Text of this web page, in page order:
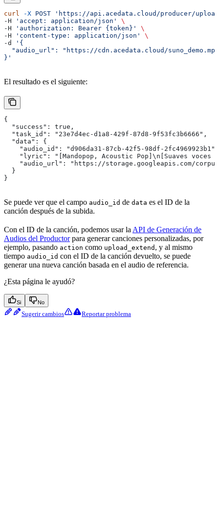
curl -X POST 'https://api.acedata.cloud/producer/
-H
'accept: application/json'
\
-H
'authorization: Bearer {token}'
\
-H
'content-type: application/json'
\
-d
'{
"audio_url": "https://cdn.acedata.cloud/
}'
El resultado es el siguiente:
{
  "success": true,
  "task_id": "23e7d4ec-d1a8-429f-87d8-9f53fc3b6666",
  "data": {
    "audio_id": "d906da31-87cb-42f5-98df-2fc4969923b1",
"lyric": "[Mandopop, Acoustic Pop]\n[Suaves voces
"audio_url": "https://storage.googleapis.com/
  }
}
Se puede ver que el campo audio_id de data es el ID de la
canción después de la subida.
Con el ID de la canción, podemos usar la API de Generación de
Audios del Productorpara generar canciones personalizadas, por
ejemplo, pasando action como upload_extend , y al mismo
tiempo audio_id con el ID de la canción devuelto, se puede
generar una nueva canción basada en el audio de referencia.
¿Esta página le ayudó?
Si No
Sugerir cambios Reportar problema